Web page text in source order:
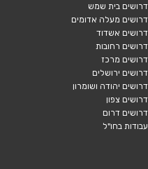
דרושים בית שמש
דרושים מעלה אדומים
דרושים אשדוד
דרושים רחובות
דרושים מרכז
דרושים ירושלים
דרושים יהודה ושומרון
דרושים צפון
דרושים דרום
עבודות בחו"ל